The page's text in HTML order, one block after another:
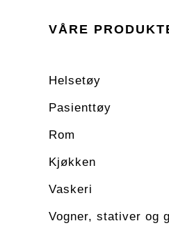
VÅRE
Helsetøy
Pasienttøy
Rom
Kjøkken
Vaskeri
Vogner, stativer og